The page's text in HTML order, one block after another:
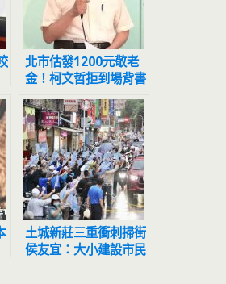
北市估發1200元敬老
金！柯文哲拒到場背書
黃珊珊代打
土城新莊三重衝刺掃街
侯友宜：大小建設市民